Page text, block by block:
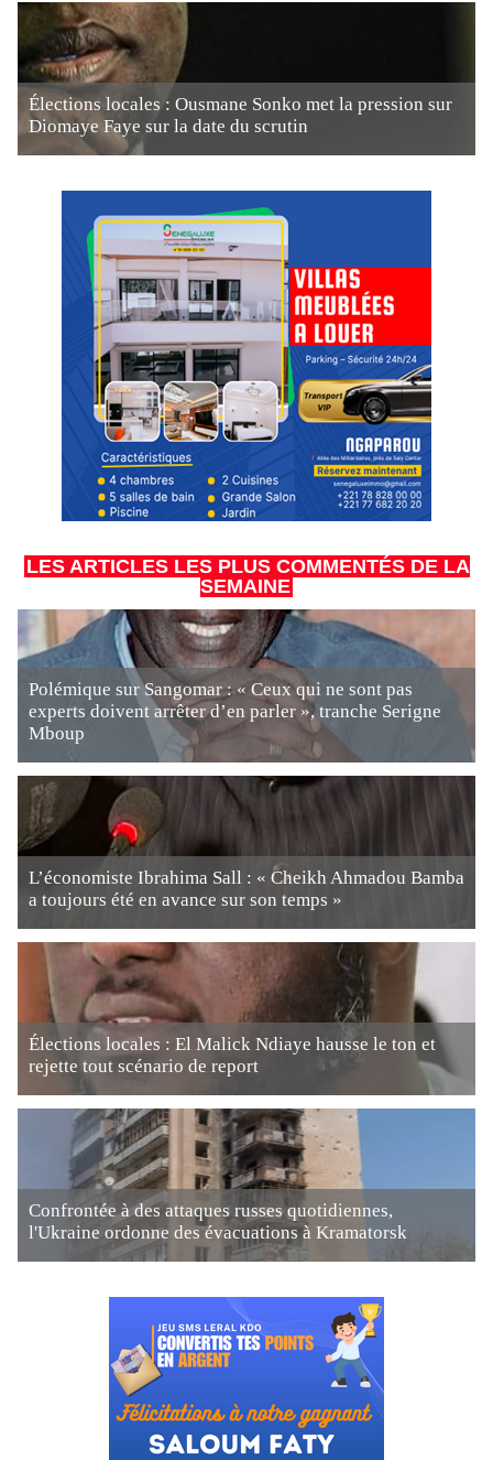
Élections locales : Ousmane Sonko met la pression sur
Diomaye Faye sur la date du scrutin
LES ARTICLES LES PLUS COMMENTÉS DE LA
SEMAINE
Polémique sur Sangomar : « Ceux qui ne sont pas
experts doivent arrêter d’en parler », tranche Serigne
Mboup
L’économiste Ibrahima Sall : « Cheikh Ahmadou Bamba
a toujours été en avance sur son temps »
Élections locales : El Malick Ndiaye hausse le ton et
rejette tout scénario de report
Confrontée à des attaques russes quotidiennes,
l'Ukraine ordonne des évacuations à Kramatorsk